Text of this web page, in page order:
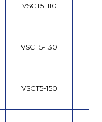
VSCT5-110
VSCT5-130
VSCT5-150